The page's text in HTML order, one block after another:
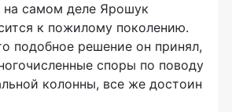
на самом деле Ярошук
к пожилому поколению.
подобное решение он принял,
споры по поводу
колонны, все же достоин